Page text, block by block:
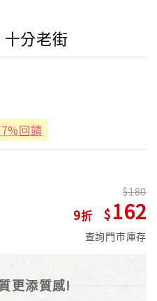
分老街
回饋
9
180
162
查詢門市庫存
更添質感!